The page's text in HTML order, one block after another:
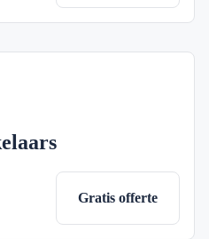
Gratis offerte